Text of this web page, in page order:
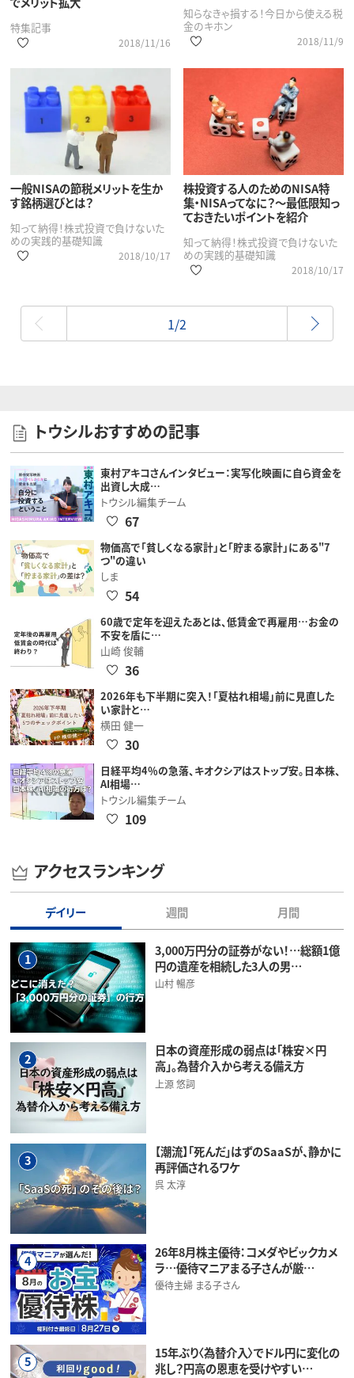
特集記事
2018/11/16
知らなきゃ損する！今日から使える税
金のキホン
2018/11/9
一般NISAの節税メリットを生か
す銘柄選びとは？
知って納得！株式投資で負けないた
めの実践的基礎知識
2018/10/17
株投資する人のためのNISA特
集・NISAってなに？～最低限知っ
ておきたいポイントを紹介
知って納得！株式投資で負けないた
めの実践的基礎知識
2018/10/17
最初
1/2
トウシルおすすめの記事
東村アキコさんインタビュー：実写化映画に自ら資金を
出資し大成…
トウシル編集チーム
67
物価高で「貧しくなる家計」と「貯まる家計」にある"7
つ"の違い
しま
54
60歳で定年を迎えたあとは、低賃金で再雇用…お金の
不安を盾に…
山崎 俊輔
36
2026年も下半期に突入！「夏枯れ相場」前に見直した
い家計と…
横田 健一
30
日経平均4％の急落、キオクシアはストップ安。日本株、
AI相場…
トウシル編集チーム
109
アクセスランキング
デイリー 週間 月間
1
3,000万円分の証券がない！…総額1億
円の遺産を相続した3人の男…
山村 暢彦
2
日本の資産形成の弱点は「株安×円
高」。為替介入から考える備え方
上源 悠詞
3
【潮流】「死んだ」はずのSaaSが、静かに
再評価されるワケ
呉 太淳
4
26年8月株主優待：コメダやビックカメ
ラ…優待マニアまる子さんが厳…
優待主婦 まる子さん
5
15年ぶり〈為替介入〉でドル円に変化の
兆し？円高の恩恵を受けやすい…